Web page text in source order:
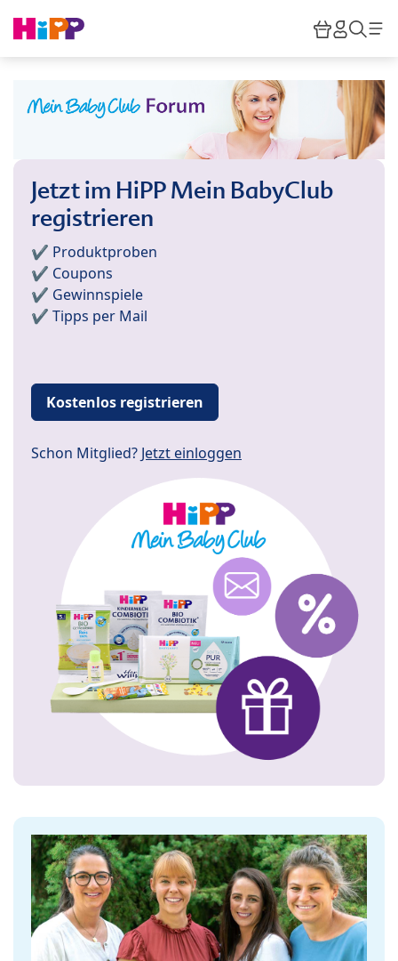
HiPP
Jetzt im HiPP Mein BabyClub
registrieren
✔️ Produktproben
✔️ Coupons
✔️ Gewinnspiele
✔️ Tipps per Mail
Kostenlos registrieren
Schon Mitglied? Jetzt einloggen